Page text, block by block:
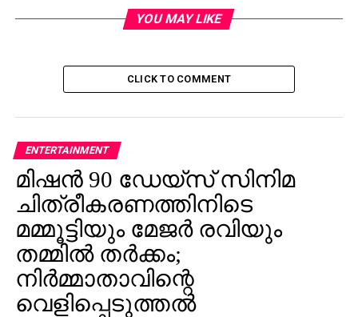
ബി.ജെ.പിക്കെതിരെ സോണിയയുടെ
നേതൃത്വത്തില്‍ വിശാല സഖ്യം വരുന്നു
ആധാര്‍ ബന്ധിപ്പിക്കാനുള്ള സമയപരിധി നീട്ടി
YOU MAY LIKE
CLICK TO COMMENT
ENTERTAINMENT
മിഷന്‍ 90 ഡേയ്‌സ് സിനിമ
ചിത്രീകരണത്തിനിടെ
മമ്മൂട്ടിയും മേജര്‍ രവിയും
തമ്മില്‍ തര്‍ക്കം;
നിര്‍മ്മാതാവിന്റെ
വെളിപ്പെടുത്തല്‍